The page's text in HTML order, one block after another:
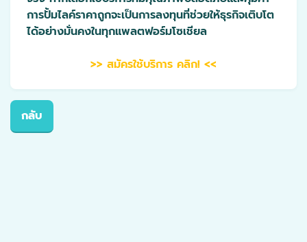
การปั้มไลค์ราคาถูกจะเป็นการลงทุนที่ช่วยให้ธุรกิจเติบโต
ได้อย่างมั่นคงในทุกแพลตฟอร์มโซเชียล
>> สมัครใช้บริการ คลิก! <<
กลับ